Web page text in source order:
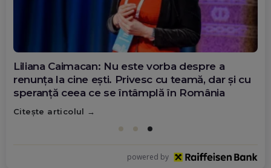
Diana Olar, românca de la Google care
demonstrează că diaspora poate schimba
România
Citește articolul
powered by